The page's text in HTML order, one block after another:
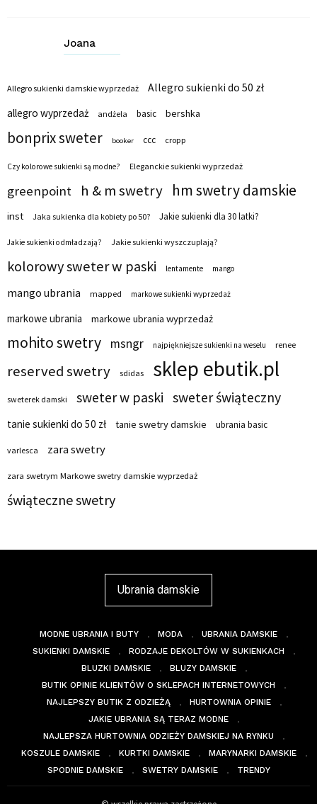
Joana
Allegro sukienki damskie wyprzedaż
Allegro sukienki do 50 zł
allegro wyprzedaż
andżela basic bershka
bonprix sweter booker ccc cropp
Czy kolorowe sukienki są modne? Eleganckie sukienki wyprzedaż
greenpoint h & m swetry hm swetry damskie
inst Jaka sukienka dla kobiety po 50? Jakie sukienki dla 30 latki?
Jakie sukienki odmładzają? Jakie sukienki wyszczuplają?
kolorowy sweter w paski lentamente mango
mango ubrania mapped markowe sukienki wyprzedaż
markowe ubrania markowe ubrania wyprzedaż
mohito swetry msngr najpiękniejsze sukienki na weselu renee
reserved swetry sdidas sklep ebutik.pl
sweterek damski sweter w paski sweter świąteczny
tanie sukienki do 50 zł tanie swetry damskie ubrania basic
varlesca zara swetry
zara swetrym Markowe swetry damskie wyprzedaż
świąteczne swetry
Ubrania damskie
MODNE UBRANIA I BUTY MODA
UBRANIA DAMSKIE
SUKIENKI DAMSKIE
RODZAJE DEKOLTÓW W SUKIENKACH
BLUZKI DAMSKIE
BLUZY DAMSKIE
BUTIK OPINIE KLIENTÓW O SKLEPACH INTERNETOWYCH
NAJLEPSZY BUTIK Z ODZIEŻĄ
HURTOWNIA OPINIE
JAKIE UBRANIA SĄ TERAZ MODNE
NAJLEPSZA HURTOWNIA ODZIEŻY DAMSKIEJ NA RYNKU
KOSZULE DAMSKIE
KURTKI DAMSKIE
MARYNARKI DAMSKIE
SPODNIE DAMSKIE
SWETRY DAMSKIE TRENDY